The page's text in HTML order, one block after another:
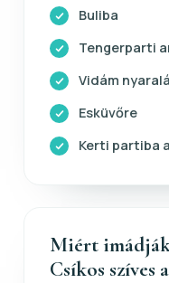
Buliba
Tengerparti
Vidám
Esküvőre
Kerti partiba
Miért
Csíkos szíves